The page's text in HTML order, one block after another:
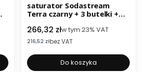
saturator Sodastream
Terra czarny + 3 butelki +
Cena brutto
266,32 złw tym 23% VAT
Cena netto
216,52 złbez VAT
Do koszyka